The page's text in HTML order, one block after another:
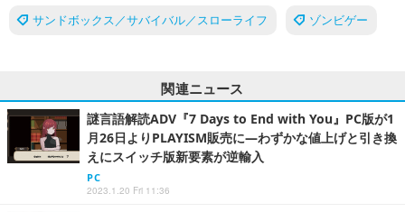
サンドボックス／サバイバル／スローライフ ゾンビゲー
関連ニュース
謎言語解読ADV『7 Days to End with You』PC版が1
月26日よりPLAYISM販売に―わずかな値上げと引き換
えにスイッチ版新要素が逆輸入
PC
2023.1.20 Fri 11:36